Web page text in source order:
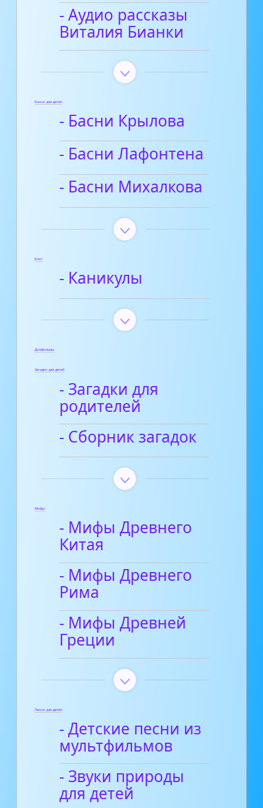
- Аудио рассказы
Виталия Бианки
Басни для детей
- Басни Крылова
- Басни Лафонтена
- Басни Михалкова
Блог
- Каникулы
Диафильмы
Загадки для детей
- Загадки для
родителей
- Сборник загадок
Мифы
- Мифы Древнего
Китая
- Мифы Древнего
Рима
- Мифы Древней
Греции
Песни для детей
- Детские песни из
мультфильмов
- Звуки природы
для детей